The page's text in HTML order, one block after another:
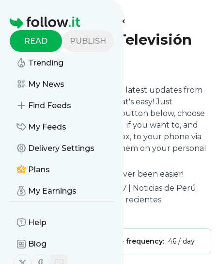
Homepage
READ PUBLISH
Trending
My News
Find Feeds
My Feeds
Delivery Settings
Plans
My Earnings
Help
Blog
Follow us on X (twitter)
Follow us on Facebook
Find more feeds
Panamericana Televisión
Follow
Want to stay in touch with the latest updates from
Panamericana Televisión
? That's easy! Just
subscribe clicking the Follow button below, choose
topics or keywords for filtering if you want to, and
we send the news to your inbox, to your phone via
push notifications or we put them on your personal
Reading your RSS feed has never been easier!
Website title: Panamericana TV | Noticias de Perú:
Últimas noticias y titulares más recientes
Publisher: Message frequency: 46 / day